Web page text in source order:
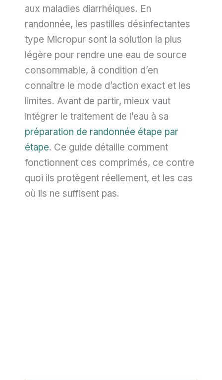
aux maladies diarrhéiques. En
randonnée, les pastilles désinfectantes
type Micropur sont la solution la plus
légère pour rendre une eau de source
consommable, à condition d’en
connaître le mode d’action exact et les
limites. Avant de partir, mieux vaut
intégrer le traitement de l’eau à sa
préparation de randonnée étape par
étape. Ce guide détaille comment
fonctionnent ces comprimés, ce contre
quoi ils protègent réellement, et les cas
où ils ne suffisent pas.